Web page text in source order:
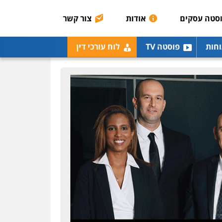
עסקים אודות צור קשר
פוסטה TV לוח עורכי דין
מנשה, אלמוג – עורכי דין
פלילי עבירות תנועה
צווארון לבן תעבורה עורכי
דין לענייני אסירים מעצרים
0546470989
עו"ד אבי כהן
פלילי פשיעה חמורה
קטינים אלימות סמים
עבירות מין
0523647066
ויקי שמואל – משרד עו"ד
משפט פלילי
0528959600